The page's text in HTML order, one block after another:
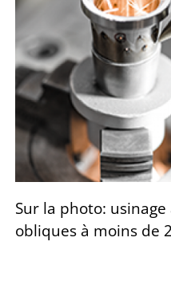
Sur la photo:
obliques à moins de